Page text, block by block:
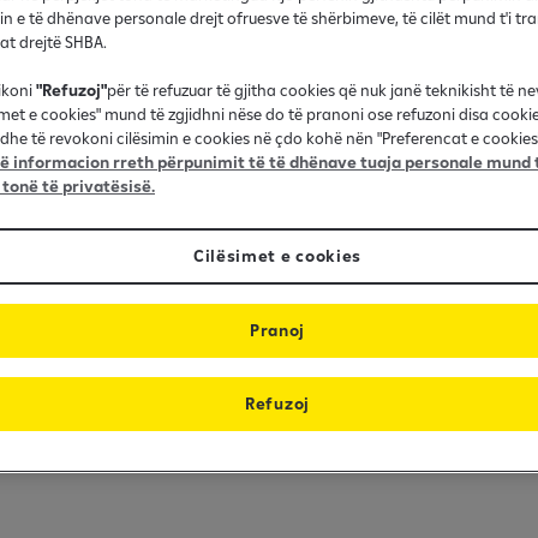
janë të bazuara
2022, RBI ka objektivat e saj të
e Objektivave të Bazuar në Shkencë si
për të përmbushur qëllimet e
e të dhënave personale drejt ofruesve të shërbimeve, të cilët mund t'i
drejtë SHBA.
"Refuzoj"për të refuzuar të gjitha cookies që nuk janë teknikisht të
e cookies" mund të zgjidhni nëse do të pranoni ose refuzoni disa
të revokoni cilësimin e cookies në çdo kohë nën "Preferencat e
informacion rreth përpunimit të të dhënave tuaja personale mund
të privatësisë.
Cilësimet e cookies
Refuzoj
Pranoj